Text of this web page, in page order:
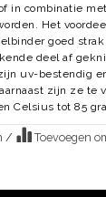
in combinatie
Het
goed
deel af
uv-bestendig
zijn ze te
Celsius tot 85
/ Toevoegen